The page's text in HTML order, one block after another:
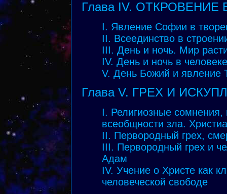
Глава IV.
I. Явление Софии в
II. Всеединство в
III. День и ночь. Мир
IV. День и ночь в человеке
V. День Божий и явление
Глава V. ГРЕХ И
I. Религиозные
всеобщности зла.
II. Первородный грех,
III. Первородный грех и
Адам
IV. Учение о Христе как
человеческой свободе